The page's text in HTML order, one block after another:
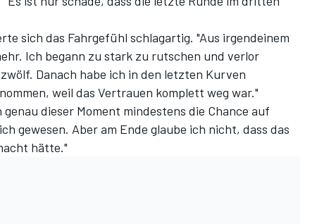
sich das Fahrgefühl schlagartig. "Aus irgendeinem
Ich begann zu stark zu rutschen und verlor
Danach habe ich in den letzten Kurven
weil das Vertrauen komplett weg war."
dieser Moment mindestens die Chance auf
gewesen. Aber am Ende glaube ich nicht, dass das
hätte."